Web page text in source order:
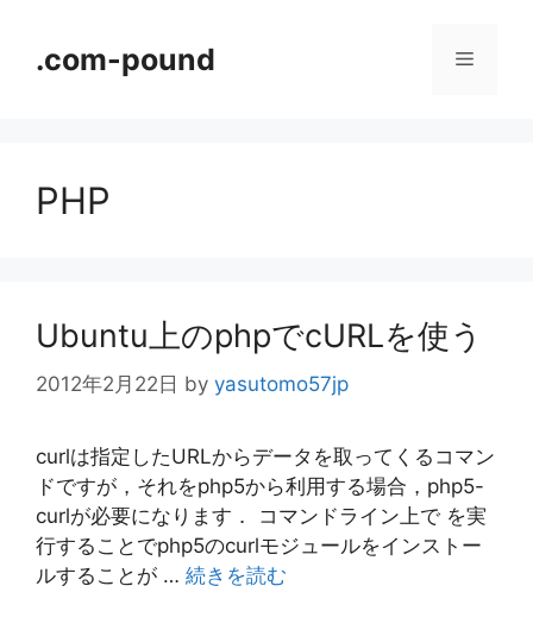
.com-pound メ
PHP
Ubuntu上のphpでcURLを使う
2012年2月22日 by yasutomo57jp
curlは指定したURLからデータを取ってくるコマン
ドですが，それをphp5から利用する場合，php5-
curlが必要になります． コマンドライン上で を実
行することでphp5のcurlモジュールをインストー
ルすることが … 続きを読む